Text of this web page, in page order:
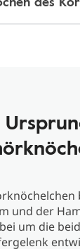
und der
um die